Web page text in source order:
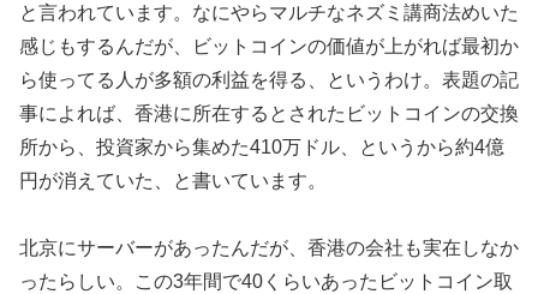
と言われています。なにやらマルチなネズミ講商法めいた
感じもするんだが、ビットコインの価値が上がれば最初か
ら使ってる人が多額の利益を得る、というわけ。表題の記
事によれば、香港に所在するとされたビットコインの交換
所から、投資家から集めた410万ドル、というから約4億
円が消えていた、と書いています。
北京にサーバーがあったんだが、香港の会社も実在しなか
ったらしい。この3年間で40くらいあったビットコイン取